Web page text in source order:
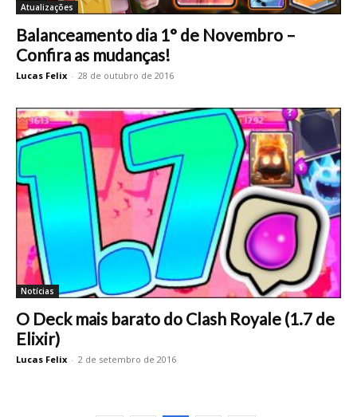
Atualizações
Balanceamento dia 1° de Novembro –
Confira as mudanças!
Lucas Felix - 28 de outubro de 2016
Notícias
O Deck mais barato do Clash Royale (1.7 de
Elixir)
Lucas Felix - 2 de setembro de 2016